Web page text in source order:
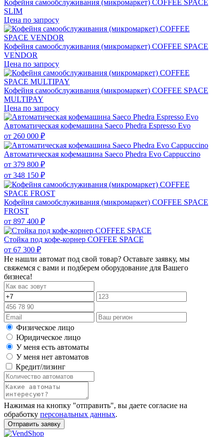
Кофейня самообслуживания (микромаркет) COFFEE SPACE
SLIM
Цена по запросу
Кофейня самообслуживания (микромаркет) COFFEE SPACE
VENDOR
Цена по запросу
Кофейня самообслуживания (микромаркет) COFFEE SPACE
MULTIPAY
Цена по запросу
Автоматическая кофемашина Saeco Phedra Espresso Evo
от 260 000 ₽
Автоматическая кофемашина Saeco Phedra Evo Cappuccino
от 379 800 ₽
от 348 150 ₽
Кофейня самообслуживания (микромаркет) COFFEE SPACE
FROST
от 897 400 ₽
Стойка под кофе-корнер COFFEE SPACE
от 67 300 ₽
Не нашли автомат под свой товар? Оставьте заявку, мы
свяжемся с вами и подберем оборудование для Вашего
бизнеса!
Физическое лицо
Юридическое лицо
У меня есть автоматы
У меня нет автоматов
Кредит/лизинг
Нажимая на кнопку "отправить", вы даете согласие на
обработку персональных данных.
Отправить заявку